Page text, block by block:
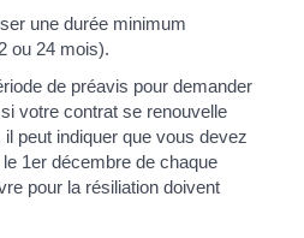
une durée minimum
ou 24 mois).
de préavis pour demander
votre contrat se renouvelle
peut indiquer que vous devez
1er décembre de chaque
pour la résiliation doivent